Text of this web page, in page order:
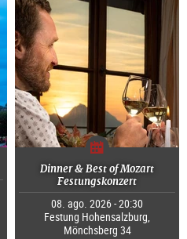
Dinner & Best of Mozart
Festungskonzert
08. ago. 2026 - 20:30
Festung Hohensalzburg,
Mönchsberg 34